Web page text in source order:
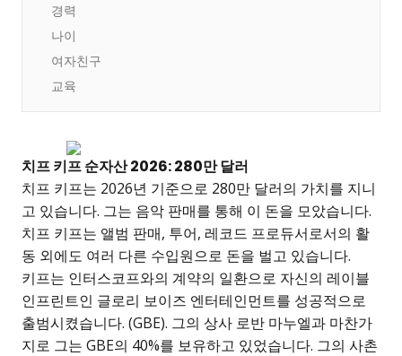
경력
나이
여자친구
교육
치프 키프 순자산 2026: 280만 달러
치프 키프는 2026년 기준으로 280만 달러의 가치를 지니
고 있습니다. 그는 음악 판매를 통해 이 돈을 모았습니다.
치프 키프는 앨범 판매, 투어, 레코드 프로듀서로서의 활
동 외에도 여러 다른 수입원으로 돈을 벌고 있습니다.
키프는 인터스코프와의 계약의 일환으로 자신의 레이블
인프린트인 글로리 보이즈 엔터테인먼트를 성공적으로
출범시켰습니다. (GBE). 그의 상사 로반 마누엘과 마찬가
지로 그는 GBE의 40%를 보유하고 있었습니다. 그의 사촌